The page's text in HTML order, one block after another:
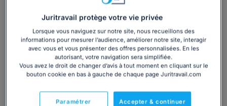
Droit du travail
Forfaits Temps de Travail
Chômage partiel des cadres au forfait jours :
comment ça marche ?
Rédigé par Alice Lachaise, mis à jour le 25/02/2026
L'entreprise dans laquelle vous travaillez souffre de la
conjoncture économique, rencontre des difficultés
Juritravail protège votre vie privée
Lorsque vous naviguez sur notre site, nous recueillons des
informations pour mesurer l’audience, améliorer notre site, interagir
avec vous et vous présenter des offres personnalisées. En les
autorisant, votre navigation sera simplifiée.
Vous avez le droit de changer d’avis à tout moment en cliquant sur le
bouton cookie en bas à gauche de chaque page Juritravail.com
Accepter & continuer
Paramétrer